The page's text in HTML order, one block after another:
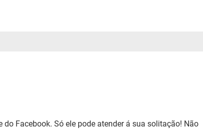
do Facebook. Só ele pode atender á sua solitação! Não